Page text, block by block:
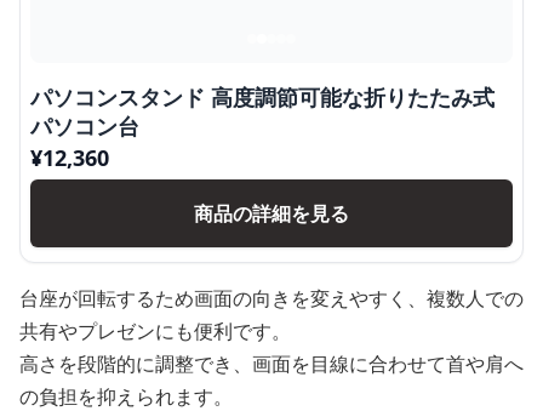
パソコンスタンド 高度調節可能な折りたたみ式
パソコン台
¥12,360
商品の詳細を見る
台座が回転するため画面の向きを変えやすく、複数人での
共有やプレゼンにも便利です。
高さを段階的に調整でき、画面を目線に合わせて首や肩へ
の負担を抑えられます。